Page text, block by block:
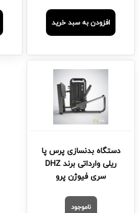
افزودن به سبد خرید
دستگاه بدنسازی پرس پا
ریلی وارداتی برند DHZ
سری فیوژن پرو
ناموجود